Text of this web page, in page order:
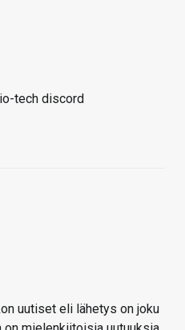
tech discord
uutiset eli lähetys on joku